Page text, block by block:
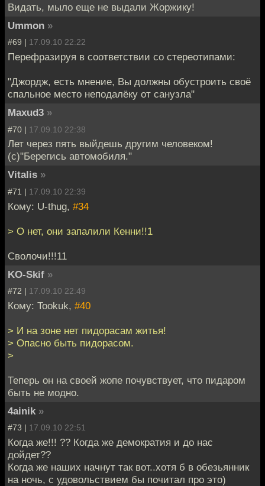
Видать, мыло еще не выдали Жоржику!
Ummon »
#69 | 17.09.10 22:22
Перефразируя в соответствии со стереотипами:
"Джордж, есть мнение, Вы должны обустроить своё
спальное место неподалёку от санузла"
Maxud3 »
#70 | 17.09.10 22:38
Лет через пять выйдешь другим человеком!
(с)"Берегись автомобиля."
Vitalis »
#71 | 17.09.10 22:39
Кому: U-thug, #34
> О нет, они запалили Кенни!!1
Сволочи!!!11
KO-Skif »
#72 | 17.09.10 22:49
Кому: Tookuk, #40
> И на зоне нет пидорасам житья!
> Опасно быть пидорасом.
>
Теперь он на своей жопе почувствует, что пидаром
быть не модно.
4ainik »
#73 | 17.09.10 22:51
Когда же!!! ?? Когда же демократия и до нас
дойдет??
Когда же наших начнут так вот..хотя б в обезьянник
на ночь, с удовольствием бы почитал про это)